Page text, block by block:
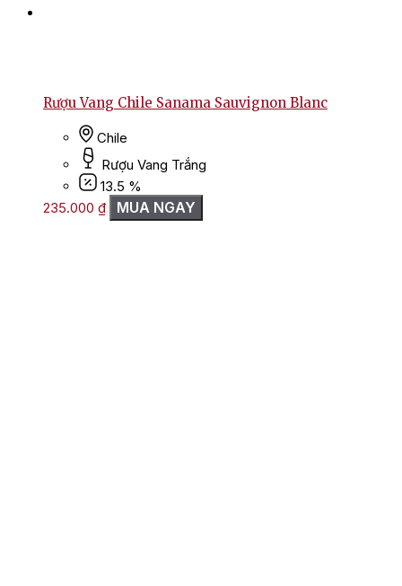
Rượu Vang Chile Sanama Sauvignon Blanc
Chile
Rượu Vang Trắng
13.5 %
235.000 ₫ MUA NGAY